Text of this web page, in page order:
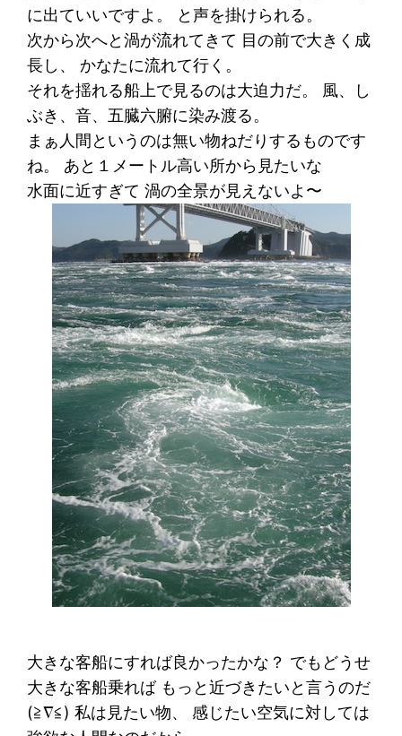
に出ていいですよ。 と声を掛けられる。
次から次へと渦が流れてきて 目の前で大きく成
長し、 かなたに流れて行く。
それを揺れる船上で見るのは大迫力だ。 風、し
ぶき、音、五臓六腑に染み渡る。
まぁ人間というのは無い物ねだりするものです
ね。 あと１メートル高い所から見たいな
水面に近すぎて 渦の全景が見えないよ〜
大きな客船にすれば良かったかな？ でもどうせ
大きな客船乗れば もっと近づきたいと言うのだ
(≧∇≦) 私は見たい物、 感じたい空気に対しては